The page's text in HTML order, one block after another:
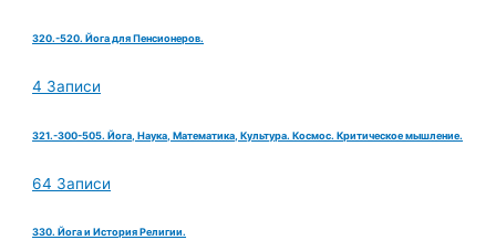
320.-520. Йога для Пенсионеров.
4 Записи
321.-300-505. Йога, Наука, Математика, Культура. Космос. Критическое мышление.
64 Записи
330. Йога и История Религии.